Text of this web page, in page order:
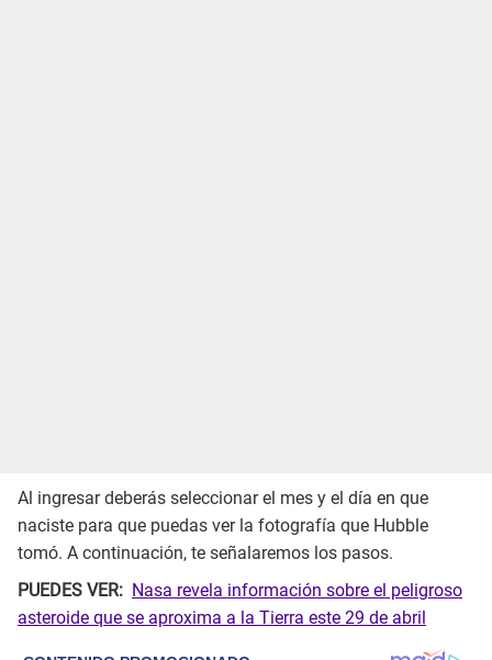
Al ingresar deberás seleccionar el mes y el día en que
naciste para que puedas ver la fotografía que Hubble
tomó. A continuación, te señalaremos los pasos.
PUEDES VER: Nasa revela información sobre el peligroso
asteroide que se aproxima a la Tierra este 29 de abril